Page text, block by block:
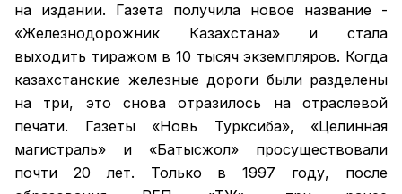
на издании. Газета получила новое название -
«Железнодорожник Казахстана» и стала
выходить тиражом в 10 тысяч экземпляров. Когда
казахстанские железные дороги были разделены
на три, это снова отразилось на отраслевой
печати. Газеты «Новь Турксиба», «Целинная
магистраль» и «Батысжол» просуществовали
почти 20 лет. Только в 1997 году, после